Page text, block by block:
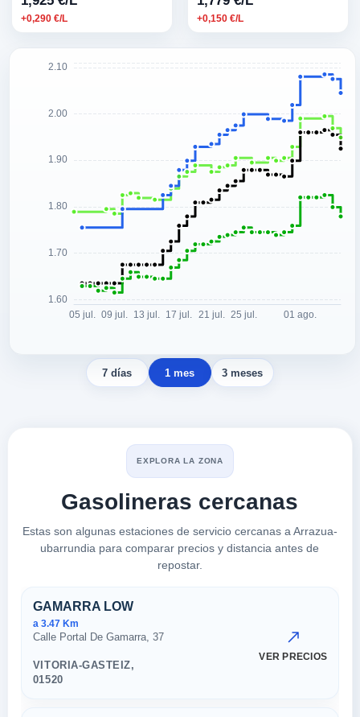
+0,290 €/L +0,150 €/L
7 días 1 mes 3 meses
EXPLORA LA ZONA
Gasolineras cercanas
Estas son algunas estaciones de servicio cercanas a Arrazua-
ubarrundia para comparar precios y distancia antes de
repostar.
Estaciones cercanas en
GAMARRA LOW
a 3.47 Km
Calle Portal De Gamarra, 37
VITORIA-GASTEIZ,
01520
VER PRECIOS